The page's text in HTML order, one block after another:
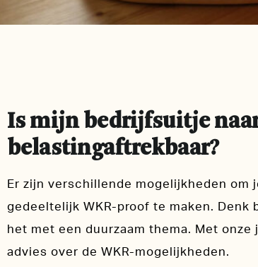
Is mijn bedrijfsuitje
belastingaftrekbaar?
Er zijn verschillende mogelijkheden
gedeeltelijk WKR-proof te maken.
het met een duurzaam thema. Met
advies over de WKR-mogelijkheden.